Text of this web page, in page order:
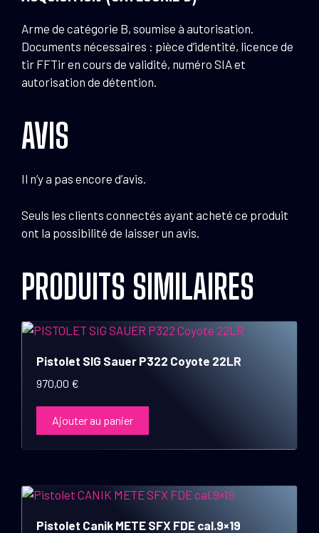
Arme de catégorie B, soumise à autorisation.
Documents nécessaires : pièce d’identité, licence de
tir FFTir en cours de validité, numéro SIA et
autorisation de détention.
AVIS
Il n’y a pas encore d’avis.
Seuls les clients connectés ayant acheté ce produit
ont la possibilité de laisser un avis.
PRODUITS SIMILAIRES
Pistolet SIG Sauer P322 Coyote 22LR
970,00 €
Ajouter au panier
Pistolet Canik METE SFX FDE cal.9×19